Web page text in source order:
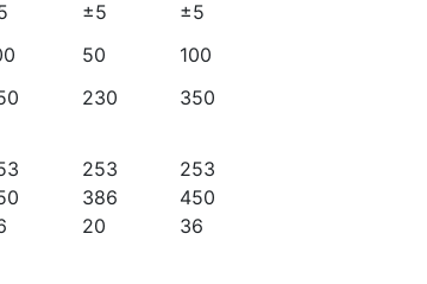
±5
±5
50
100
230
350
253
253
386
450
20 36